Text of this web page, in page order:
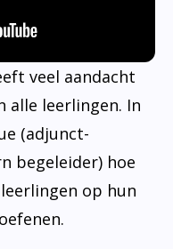
veel aandacht
alle leerlingen. In
(adjunct-
begeleider) hoe
op hun